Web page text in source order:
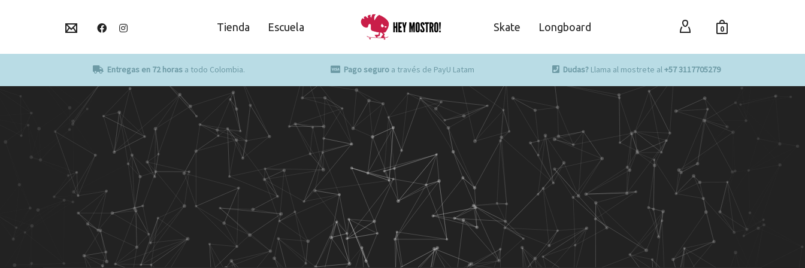
Tienda Escuela Skate Longboard 0
Entregas en 72 horas a todo Colombia. Pago seguro a través de PayU Latam Dudas?Llama al mostrete al+57 3117705279